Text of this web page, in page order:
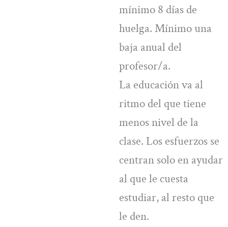
mínimo 8 días de
huelga. Mínimo una
baja anual del
profesor/a.
La educación va al
ritmo del que tiene
menos nivel de la
clase. Los esfuerzos se
centran solo en ayudar
al que le cuesta
estudiar, al resto que
le den.